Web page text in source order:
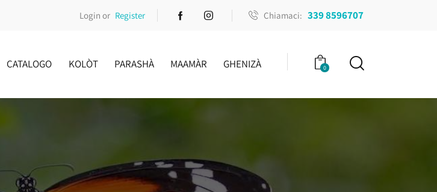
Login or Register Chiamaci: 339 8596707
CATALOGO KOLÒT PARASHÀ MAAMÀR GHENIZÀ 0